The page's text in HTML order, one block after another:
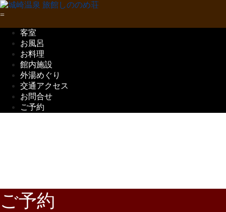
客室
お風呂
お料理
館内施設
外湯めぐり
交通アクセス
お問合せ
ご予約
ご予約